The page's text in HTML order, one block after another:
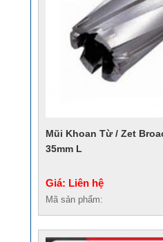
Mũi Khoan Từ / Zet
35mm L
Giá: Liên hệ
Mã sản phẩm: